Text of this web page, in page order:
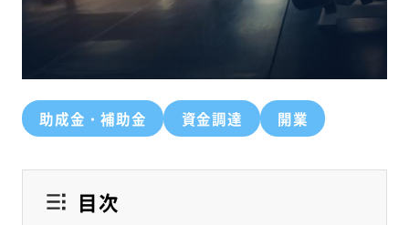
助成金・補助金 資金調達 開業
目次